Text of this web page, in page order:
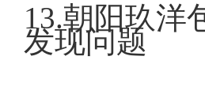
13.朝阳
发现问题